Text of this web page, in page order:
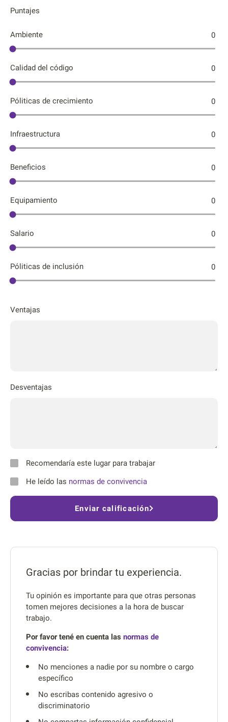
Puntajes
Ambiente 0
Calidad del código 0
Póliticas de crecimiento 0
Infraestructura 0
Beneficios 0
Equipamiento 0
Salario 0
Póliticas de inclusión 0
Ventajas
Desventajas
Recomendaría este lugar para trabajar
He leído las normas de convivencia
Enviar calificación
Gracias por brindar tu experiencia.
Tu opinión es importante para que otras personas
tomen mejores decisiones a la hora de buscar
trabajo.
Por favor tené en cuenta las normas de
convivencia:
No menciones a nadie por su nombre o cargo
específico
No escribas contenido agresivo o
discriminatorio